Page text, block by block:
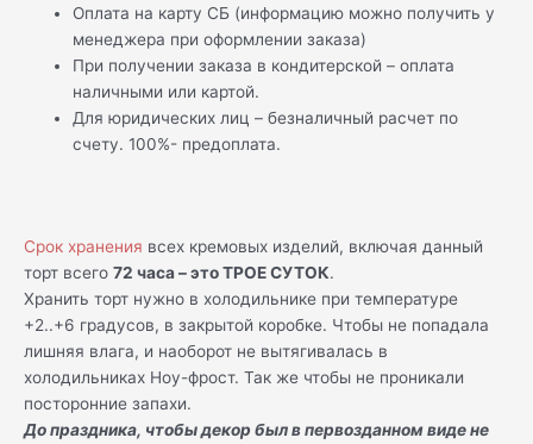
Оплата на карту СБ (информацию можно получить у
менеджера при оформлении заказа)
При получении заказа в кондитерской – оплата
наличными или картой.
Для юридических лиц – безналичный расчет по
счету. 100%- предоплата.
Срок хранения всех кремовых изделий, включая данный
торт всего 72 часа – это ТРОЕ СУТОК.
Хранить торт нужно в холодильнике при температуре
+2..+6 градусов, в закрытой коробке. Чтобы не попадала
лишняя влага, и наоборот не вытягивалась в
холодильниках Ноу-фрост. Так же чтобы не проникали
посторонние запахи.
До праздника, чтобы декор был в первозданном виде не